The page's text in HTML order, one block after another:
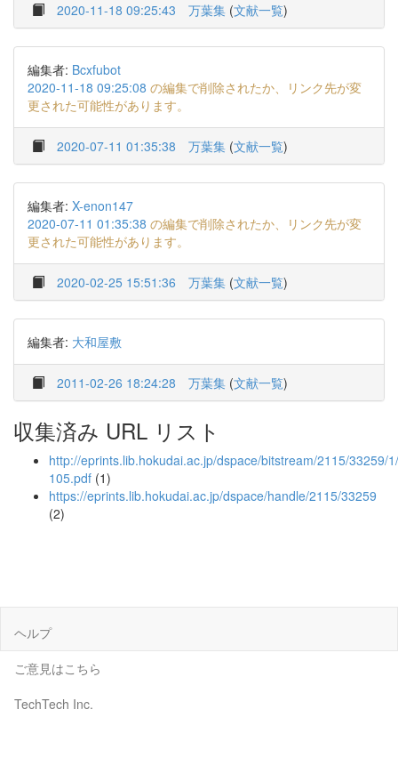
2020-11-18 09:25:43 万葉集 (文献一覧)
編集者: Bcxfubot
2020-11-18 09:25:08 の編集で削除されたか、リンク先が変
更された可能性があります。
2020-07-11 01:35:38 万葉集 (文献一覧)
編集者: X-enon147
2020-07-11 01:35:38 の編集で削除されたか、リンク先が変
更された可能性があります。
2020-02-25 15:51:36 万葉集 (文献一覧)
編集者: 大和屋敷
2011-02-26 18:24:28 万葉集 (文献一覧)
収集済み URL リスト
http://eprints.lib.hokudai.ac.jp/dspace/bitstream/2115/33259/
105.pdf (1)
https://eprints.lib.hokudai.ac.jp/dspace/handle/2115/33259
(2)
ヘルプ
ご意見はこちら
TechTech Inc.